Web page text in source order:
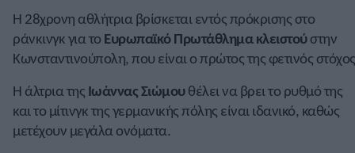
Η 28χρονη αθλήτρια βρίσκεται εντός πρόκρισης στο
ράνκινγκ για το Ευρωπαϊκό Πρωτάθλημα κλειστούστην
Κωνσταντινούπολη, που είναι ο πρώτος της φετινός
Η άλτρια της Ιωάννας Σιώμουθέλει να βρει το ρυθμό της
και το μίτινγκ της γερμανικής πόλης είναι ιδανικό, καθώς
μετέχουν μεγάλα ονόματα.